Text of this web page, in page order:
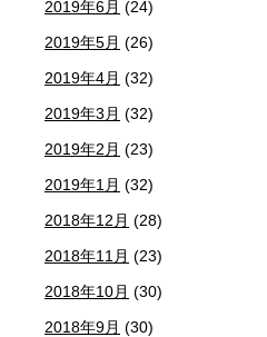
2019年6月 (24)
2019年5月 (26)
2019年4月 (32)
2019年3月 (32)
2019年2月 (23)
2019年1月 (32)
2018年12月 (28)
2018年11月 (23)
2018年10月 (30)
2018年9月 (30)